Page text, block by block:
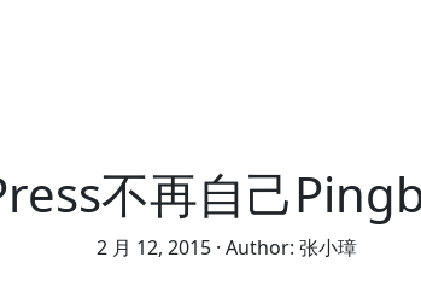
不再自己
2 月 12, 2015 · Author: 张小璋